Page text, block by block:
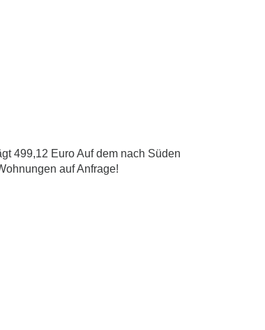
499,12 Euro Auf dem nach Süden
auf Anfrage!